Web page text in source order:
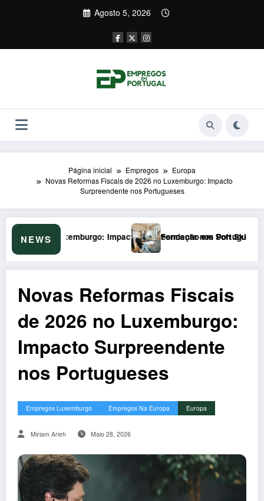
Agosto 5, 2026
Página inicial Empregos
Europa
Novas Reformas Fiscais de 2026 no Luxemburgo: Impacto
Surpreendente nos Portugueses
NEWSnos Portugueses
Formação em Soft Skills em 2026: Armadilha de €200/mês que o
Novas Reformas Fiscais
de 2026 no Luxemburgo:
Impacto Surpreendente
nos Portugueses
Empregos Luxemburgo Empregos Na Europa Europa
Miriam Arieh Maio 28, 2026